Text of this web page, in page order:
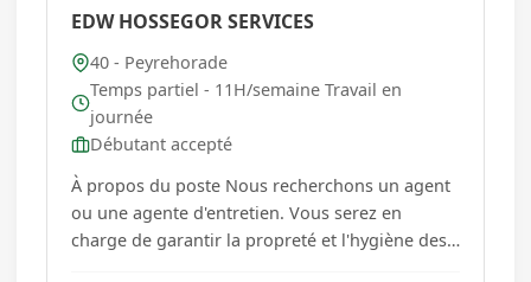
EDW HOSSEGOR SERVICES
40 - Peyrehorade
Temps partiel - 11H/semaine Travail en
journée
Débutant accepté
À propos du poste Nous recherchons un agent
ou une agente d'entretien. Vous serez en
charge de garantir la propreté et l'hygiène des